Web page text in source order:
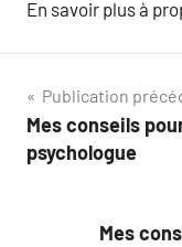
En savoir plus à
Navigation
de
Publication
Mes conseils
psychologue
Mes